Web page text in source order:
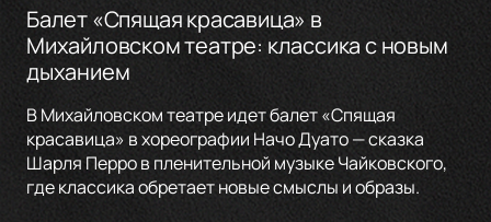
Балет «Спящая красавица» в
Михайловском театре: классика с новым
дыханием
В Михайловском театре идет балет «Спящая
красавица» в хореографии Начо Дуато — сказка
Шарля Перро в пленительной музыке Чайковского,
где классика обретает новые смыслы и образы.